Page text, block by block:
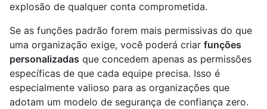
explosão de qualquer conta comprometida.
Se as funções padrão forem mais permissivas do que
uma organização exige, você poderá criar funções
personalizadas que concedem apenas as permissões
específicas de que cada equipe precisa. Isso é
especialmente valioso para as organizações que
adotam um modelo de segurança de confiança zero.